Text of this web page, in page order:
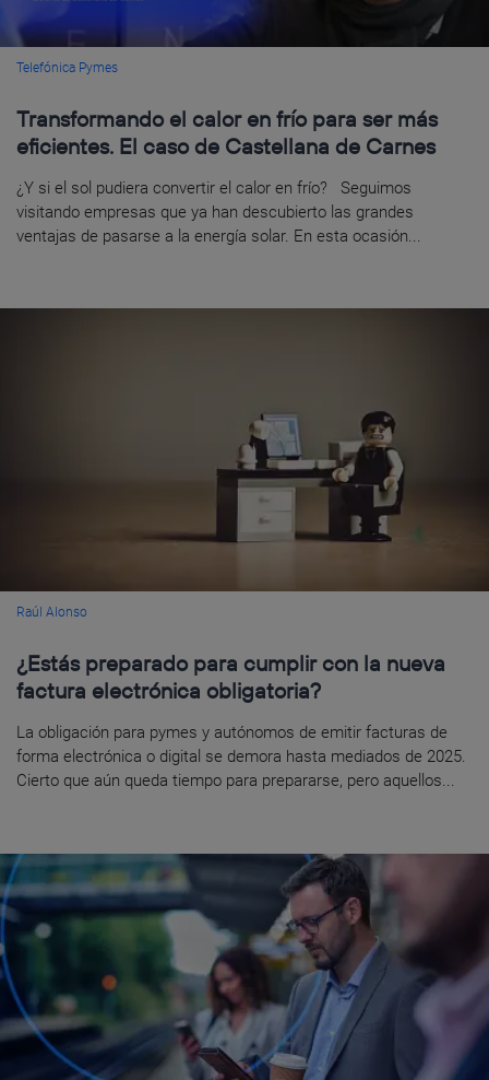
Telefónica Pymes
Transformando el calor en frío para ser más
eficientes. El caso de Castellana de Carnes
¿Y si el sol pudiera convertir el calor en frío? Seguimos
visitando empresas que ya han descubierto las grandes
ventajas de pasarse a la energía solar. En esta ocasión...
Raúl Alonso
¿Estás preparado para cumplir con la nueva
factura electrónica obligatoria?
La obligación para pymes y autónomos de emitir facturas de
forma electrónica o digital se demora hasta mediados de 2025.
Cierto que aún queda tiempo para prepararse, pero aquellos...